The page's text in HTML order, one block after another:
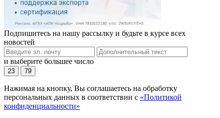
Подпишитесь на нашу рассылку и будьте в курсе всех
новостей
и выберите большее число
23 79
Нажимая на кнопку, Вы соглашаетесь на обработку
персональных данных в соответствии с «Политикой
конфиденциальности»